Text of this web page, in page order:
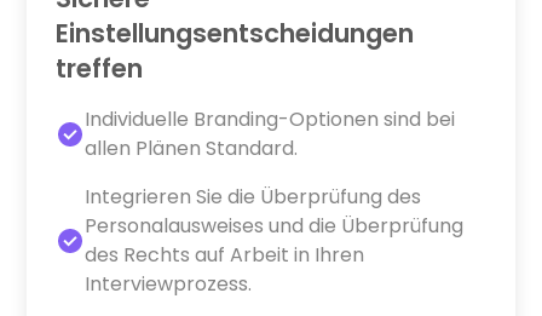
Einstellungsentscheidungen
treffen
Individuelle Branding-Optionen sind bei
allen Plänen Standard.
Integrieren Sie die Überprüfung des
Personalausweises und die Überprüfung
des Rechts auf Arbeit in Ihren
Interviewprozess.